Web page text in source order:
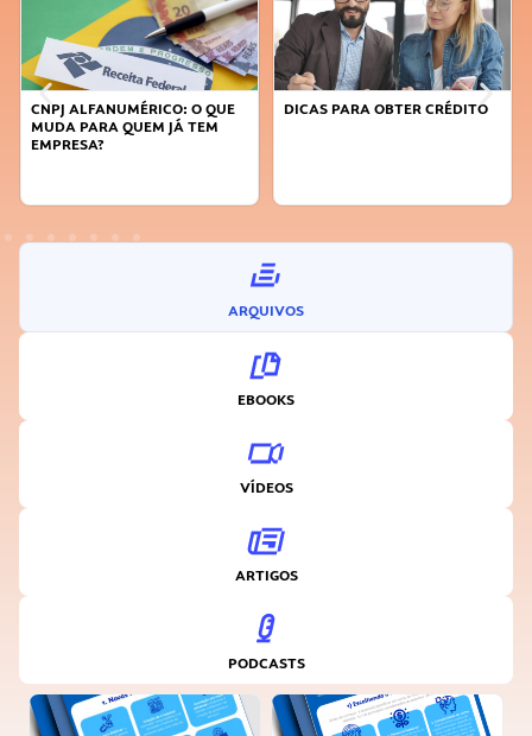
CNPJ ALFANUMÉRICO: O QUE
MUDA PARA QUEM JÁ TEM
EMPRESA?
DICAS PARA OBTER CRÉDITO
ARQUIVOS
EBOOKS
VÍDEOS
ARTIGOS
PODCASTS